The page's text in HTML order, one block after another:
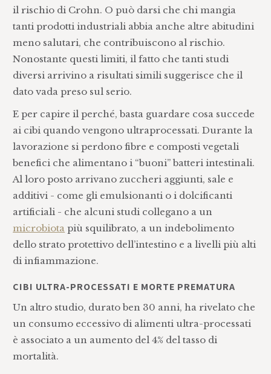
il rischio di Crohn. O può darsi che chi mangia
tanti prodotti industriali abbia anche altre abitudini
meno salutari, che contribuiscono al rischio.
Nonostante questi limiti, il fatto che tanti studi
diversi arrivino a risultati simili suggerisce che il
dato vada preso sul serio.
E per capire il perché, basta guardare cosa succede
ai cibi quando vengono ultraprocessati. Durante la
lavorazione si perdono fibre e composti vegetali
benefici che alimentano i “buoni” batteri intestinali.
Al loro posto arrivano zuccheri aggiunti, sale e
additivi - come gli emulsionanti o i dolcificanti
artificiali - che alcuni studi collegano a un
microbiota più squilibrato, a un indebolimento
dello strato protettivo dell’intestino e a livelli più alti
di infiammazione.
CIBI ULTRA-PROCESSATI E MORTE PREMATURA
Un altro studio, durato ben 30 anni, ha rivelato che
un consumo eccessivo di alimenti ultra-processati
è associato a un aumento del 4% del tasso di
mortalità.